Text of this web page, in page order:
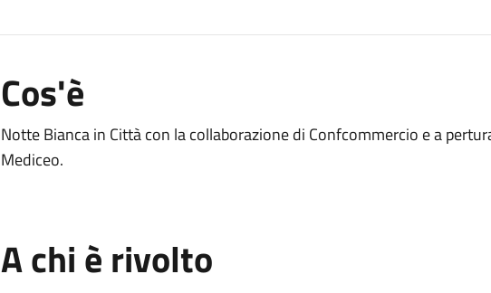
Cos'è
Notte Bianca in Città con la collaborazione di Confcommercio e a
Mediceo.
A chi è rivolto